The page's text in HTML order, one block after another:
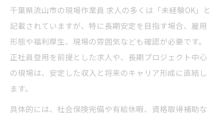
千葉県流山市の現場作業員 求人の多くは「未経験OK」と
記載されていますが、特に長期安定を目指す場合、雇用
形態や福利厚生、現場の雰囲気なども確認が必要です。
正社員登用を前提とした求人や、長期プロジェクト中心
の現場は、安定した収入と将来のキャリア形成に直結し
ます。
具体的には、社会保険完備や有給休暇、資格取得補助な